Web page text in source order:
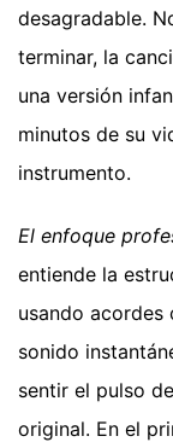
desagradable.
terminar, la
una versión
minutos de su
instrumento.
El enfoque
entiende la
usando
sonido
sentir el pulso
original. En el